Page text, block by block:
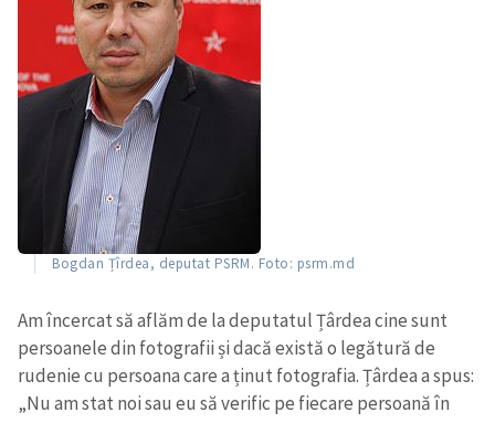
Bogdan Țîrdea, deputat PSRM. Foto: psrm.md
Am încercat să aflăm de la deputatul Țârdea cine sunt
persoanele din fotografii și dacă există o legătură de
rudenie cu persoana care a ținut fotografia. Țârdea a spus:
„Nu am stat noi sau eu să verific pe fiecare persoană în